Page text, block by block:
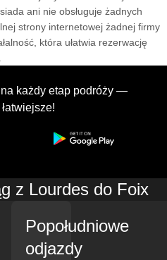
ani nie obsługuje żadnych
strony internetowej żadnej firmy
która ułatwia rezerwację
każdy etap podróży —
z Lourdes do Foix
Popołudniowe
odjazdy